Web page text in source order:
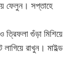
ফেলুন। সপ্তাহে
ত্রিফলা গুঁড়া মিশিয়ে
রাখুন। মাইল্ড